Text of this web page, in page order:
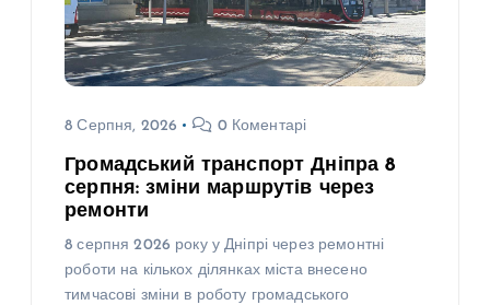
8 Серпня, 2026 0 Коментарі
Громадський транспорт Дніпра 8
серпня: зміни маршрутів через
ремонти
8 серпня 2026 року у Дніпрі через ремонтні
роботи на кількох ділянках міста внесено
тимчасові зміни в роботу громадського